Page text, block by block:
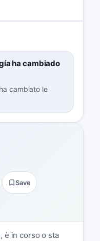
ha cambiado
cambiato le
Save
è in corso o sta